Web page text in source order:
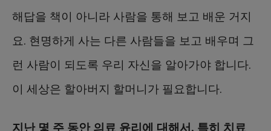
해답을 책이 아니라 사람을 통해 보고 배운 거지
요. 현명하게 사는 다른 사람들을 보고 배우며 그
런 사람이 되도록 우리 자신을 알아가야 합니다.
이 세상은 할아버지 할머니가 필요합니다.
지난 몇 주 동안 의료 윤리에 대해서, 특히 치료